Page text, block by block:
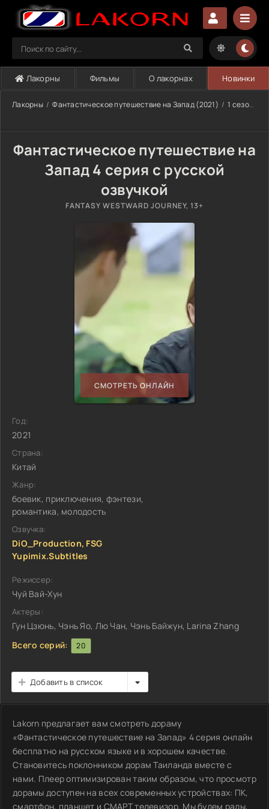
Лакорны Фильмы О лакорнах Новинки
Лакорны Фантастическое путешествие на Запад (2021) 1 сезон
Фантастическое путешествие на
Запад 4 серия с русской
озвучкой
FANTASY WESTWARD JOURNEY, 13+
СМОТРЕТЬ ОНЛАЙН
Год:
2021
Страна:
Китай
Жанр:
боевик, приключения, фэнтези,
романтика, молодость
Озвучка:
DiO_Production, FSG
Yupimix.Subtitles
Режиссер:
Чуй Вай-Хун
Актеры:
Гун Цзюнь, Чэнь Яо, Лю Чан, Чэнь Байжун, Larina Zhang
Всего серий:
20
Добавить в список
Lakorn предлагает вам смотреть дораму
«Фантастическое путешествие на Запад» 4 серия онлайн
бесплатно на русском языке и в хорошем качестве.
Становитесь поклонником дорам Таиланда вместе с
нами. Плеер оптимизирован таким образом, что просмотр
дорамы доступен на всех современных устройствах: ПК,
смартфон, планшет и СМАРТ телевизор. Мы будем рады,